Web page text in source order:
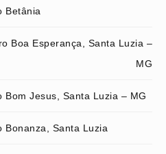
Betânia
Boa Esperança, Santa Luzia –
MG
Bom Jesus, Santa Luzia – MG
Bonanza, Santa Luzia